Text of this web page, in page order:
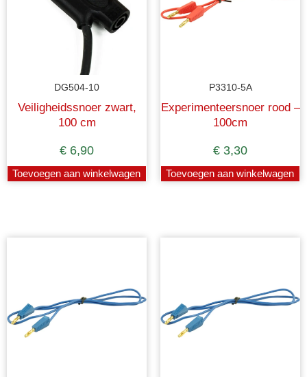
DG504-10
Veiligheidssnoer zwart,
100 cm
€ 6,90
Toevoegen aan winkelwagen
P3310-5A
Experimenteersnoer rood –
100cm
€ 3,30
Toevoegen aan winkelwagen